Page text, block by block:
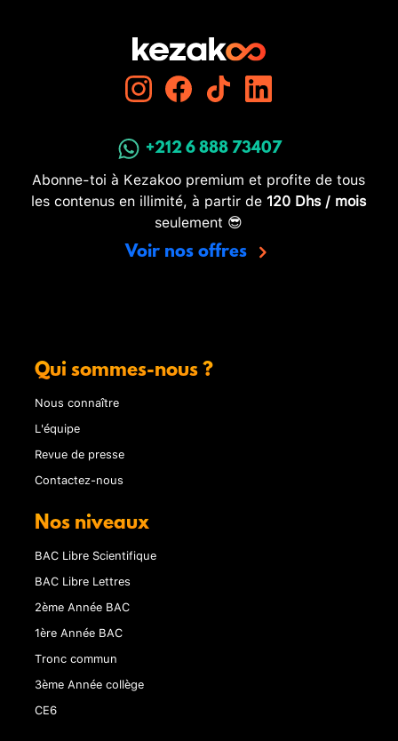
+212 6 888 73407
Abonne-toi à Kezakoo premium et profite de tous
les contenus en illimité, à partir de 120 Dhs / mois
seulement 😎
Voir nos offres
Qui sommes-nous ?
Nous connaître
L'équipe
Revue de presse
Contactez-nous
Nos niveaux
BAC Libre Scientifique
BAC Libre Lettres
2ème Année BAC
1ère Année BAC
Tronc commun
3ème Année collège
CE6